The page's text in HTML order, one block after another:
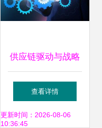
供应链驱动与战略
协同 钉钉并入阿里
云的深层逻辑
查看详情
更新时间：2026-08-06
10:36:45